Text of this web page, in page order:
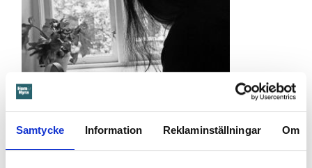
Samtycke Information Reklaminställningar Om